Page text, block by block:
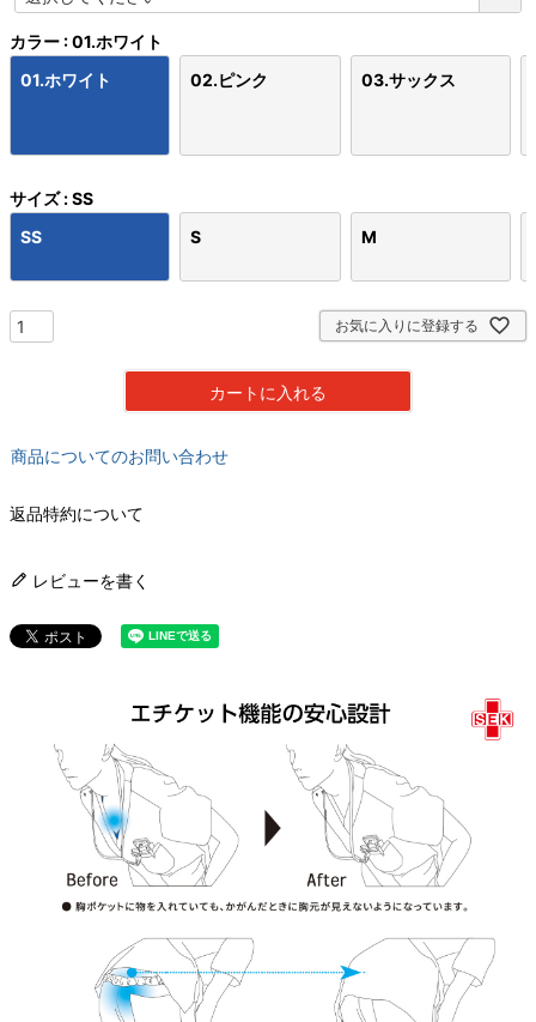
必
)
カラー 01.ホワイト
01.ホワイト
02.ピンク 03.サックス
サイズ SS
SS
S M
お気に入りに登録する
カートに入れる
商品についてのお問い合わせ
返品特約について
レビューを書く